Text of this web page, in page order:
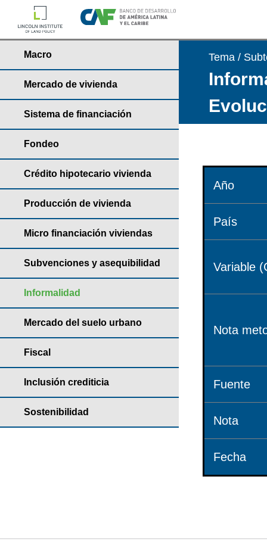
Macro
Mercado de vivienda
Sistema de financiación
Fondeo
Crédito hipotecario vivienda
Producción de vivienda
Micro financiación viviendas
Subvenciones y asequibilidad
Informalidad
Mercado del suelo urbano
Fiscal
Inclusión crediticia
Sostenibilidad
Tema /
Año
País
Variable
Nota
Fuente
Nota
Fecha